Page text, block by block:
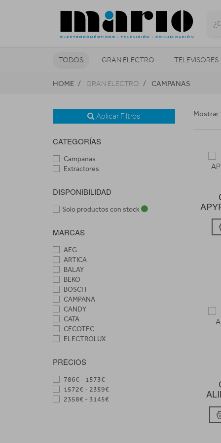
TODOS GRAN ELECTRO TELEVISORES
CLIMATIZACIÓN Y CALEFACCIÓN
HOME GRAN ELECTRO CAMPANAS
Aplicar Filtros
CATEGORÍAS
Campanas
Extractores
DISPONIBILIDAD
Solo productos con stock
MARCAS
AEG
ARTICA
BALAY
BEKO
BOSCH
CAMPANA
CANDY
CATA
CECOTEC
ELECTROLUX
FRANKE
HISENSE
HOOVER
LG
PRECIOS
786€ - 1573€
1572€ - 2359€
2358€ - 3145€
Mostrar